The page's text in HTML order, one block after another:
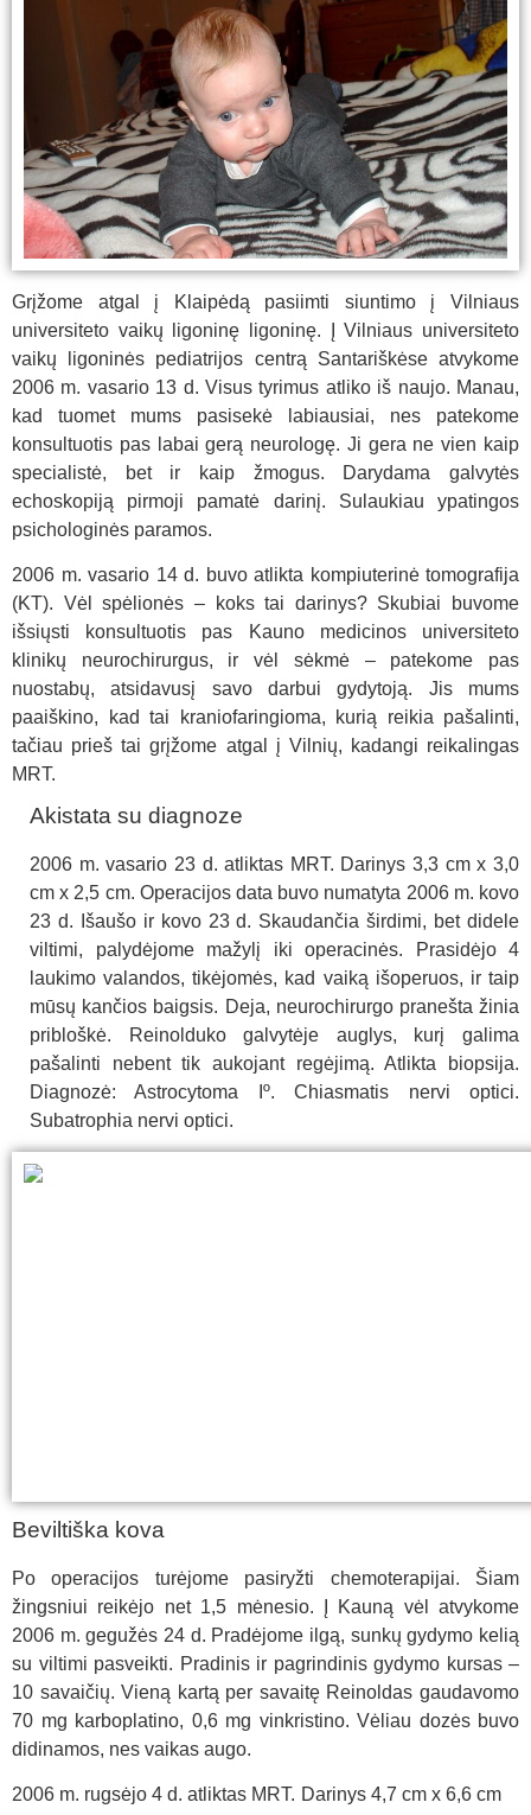
Grįžome atgal į Klaipėdą pasiimti siuntimo į Vilniaus
universiteto vaikų ligoninę ligoninę. Į Vilniaus universiteto
vaikų ligoninės pediatrijos centrą Santariškėse atvykome
2006 m. vasario 13 d. Visus tyrimus atliko iš naujo. Manau,
kad tuomet mums pasisekė labiausiai, nes patekome
konsultuotis pas labai gerą neurologę. Ji gera ne vien kaip
specialistė, bet ir kaip žmogus. Darydama galvytės
echoskopiją pirmoji pamatė darinį. Sulaukiau ypatingos
psichologinės paramos.
2006 m. vasario 14 d. buvo atlikta kompiuterinė tomografija
(KT). Vėl spėlionės – koks tai darinys? Skubiai buvome
išsiųsti konsultuotis pas Kauno medicinos universiteto
klinikų neurochirurgus, ir vėl sėkmė – patekome pas
nuostabų, atsidavusį savo darbui gydytoją. Jis mums
paaiškino, kad tai kraniofaringioma, kurią reikia pašalinti,
tačiau prieš tai grįžome atgal į Vilnių, kadangi reikalingas
MRT.
Akistata su diagnoze
2006 m. vasario 23 d. atliktas MRT. Darinys 3,3 cm x 3,0
cm x 2,5 cm. Operacijos data buvo numatyta 2006 m. kovo
23 d. Išaušo ir kovo 23 d. Skaudančia širdimi, bet didele
viltimi, palydėjome mažylį iki operacinės. Prasidėjo 4
laukimo valandos, tikėjomės, kad vaiką išoperuos, ir taip
mūsų kančios baigsis. Deja, neurochirurgo pranešta žinia
pribloškė. Reinolduko galvytėje auglys, kurį galima
pašalinti nebent tik aukojant regėjimą. Atlikta biopsija.
Diagnozė: Astrocytoma Iº. Chiasmatis nervi optici.
Subatrophia nervi optici.
Beviltiška kova
Po operacijos turėjome pasiryžti chemoterapijai. Šiam
žingsniui reikėjo net 1,5 mėnesio. Į Kauną vėl atvykome
2006 m. gegužės 24 d. Pradėjome ilgą, sunkų gydymo kelią
su viltimi pasveikti. Pradinis ir pagrindinis gydymo kursas –
10 savaičių. Vieną kartą per savaitę Reinoldas gaudavomo
70 mg karboplatino, 0,6 mg vinkristino. Vėliau dozės buvo
didinamos, nes vaikas augo.
2006 m. rugsėjo 4 d. atliktas MRT. Darinys 4,7 cm x 6,6 cm